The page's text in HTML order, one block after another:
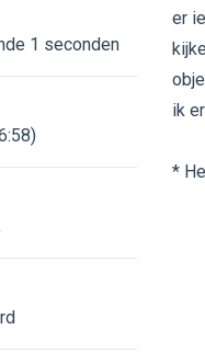
1 seconden
er
ik
*